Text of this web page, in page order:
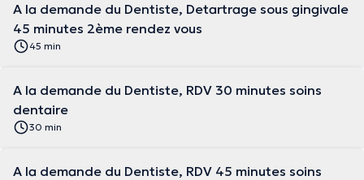
A la demande du Dentiste, Detartrage sous gingivale
45 minutes 2ème rendez vous
45 min
A la demande du Dentiste, RDV 30 minutes soins
dentaire
30 min
A la demande du Dentiste, RDV 45 minutes soins